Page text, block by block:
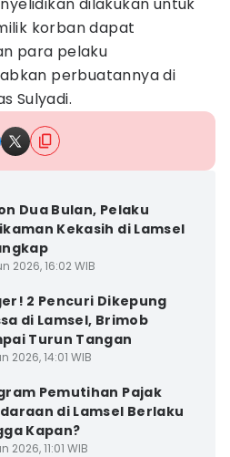
korban dapat
para pelaku
perbuatannya di
Sulyadi.
Dua Bulan, Pelaku
Kekasih di Lamsel
2026, 16:02 WIB
2 Pencuri Dikepung
di Lamsel, Brimob
Turun Tangan
2026, 14:01 WIB
Pemutihan Pajak
di Lamsel Berlaku
Kapan?
2026, 11:01 WIB